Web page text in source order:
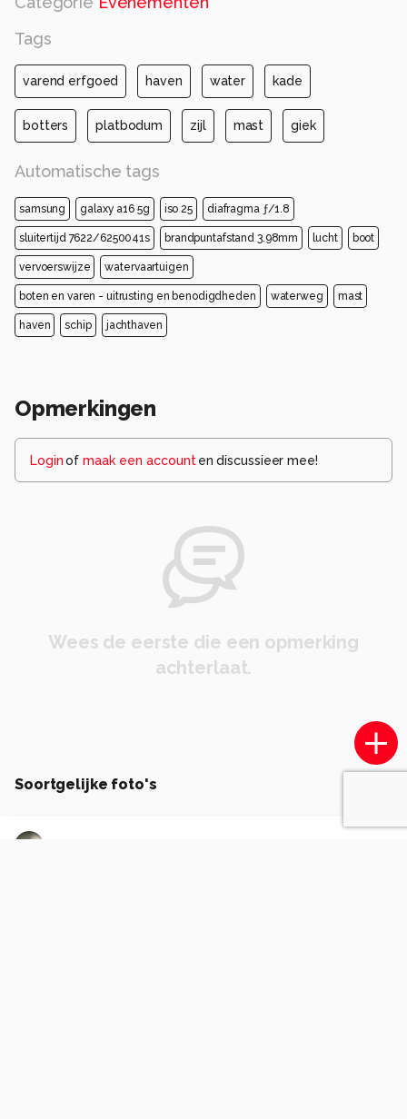
Tags
varend erfgoed haven water kade
botters platbodum zijl mast giek
Automatische tags
samsung galaxy a16 5g iso 25 diafragma ƒ/1.8
sluitertijd 7622/6250041s brandpuntafstand 3.98mm lucht boot
vervoerswijze watervaartuigen
boten en varen - uitrusting en benodigdheden waterweg mast
haven schip jachthaven
Opmerkingen
Loginof maak een account en discussieer mee!
Wees de eerste die een opmerking
achterlaat.
Soortgelijke foto's